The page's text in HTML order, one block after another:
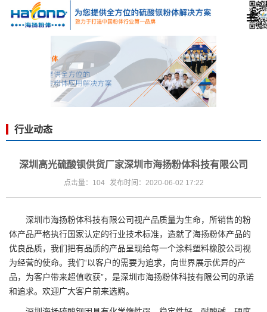
行业动态
深圳高光硫酸钡供货厂家深圳市海扬粉体科技有限公司
点击量：104 发布时间：2020-06-02 17:22
深圳市海扬粉体科技有限公司视产品质量为生命，所销售的粉
体产品严格执行国家认定的行业技术标准，造就了海扬粉体产品的
优良品质，我们把有品质的产品呈现给每一个涂料塑料橡胶公司视
为经营的使命。我们“以客户的需要为追求，向世界展示优异的产
品，为客户带来超值收获”，是深圳市海扬粉体科技有限公司的承诺
和追求。欢迎广大客户前来选购。